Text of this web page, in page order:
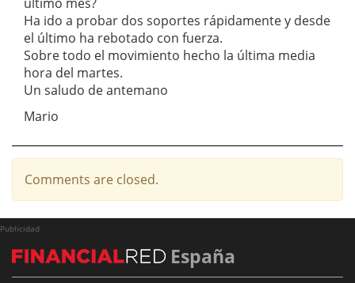
Ha ido a probar dos soportes rápidamente y desde
el último ha rebotado con fuerza.
Sobre todo el movimiento hecho la última media
hora del martes.
Un saludo de antemano
Mario
Comments are closed.
Publicidad
España